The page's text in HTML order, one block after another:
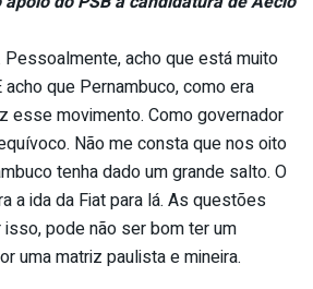
acho que está muito
acho que Pernambuco, como era
esse movimento. Como governador
Não me consta que nos oito
tenha dado um grande salto. O
a ida da Fiat para lá. As questões
pode não ser bom ter um
uma matriz paulista e mineira.